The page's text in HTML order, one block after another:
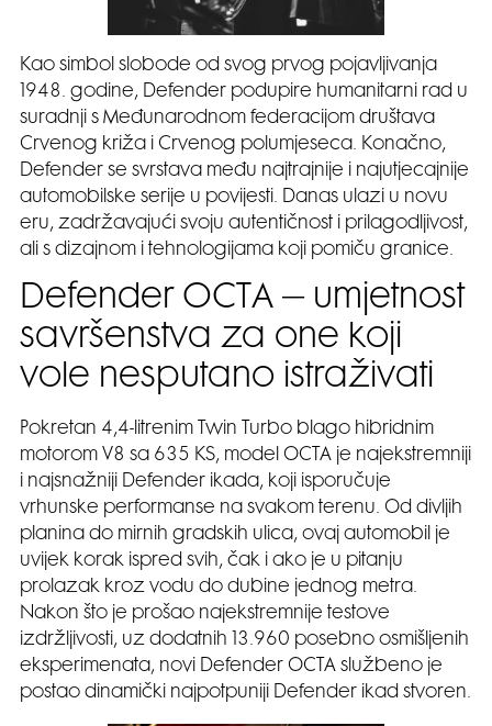
Kao simbol slobode od svog prvog pojavljivanja
1948. godine, Defender podupire humanitarni rad u
suradnji s Međunarodnom federacijom društava
Crvenog križa i Crvenog polumjeseca. Konačno,
Defender se svrstava među najtrajnije i najutjecajnije
automobilske serije u povijesti. Danas ulazi u novu
eru, zadržavajući svoju autentičnost i prilagodljivost,
ali s dizajnom i tehnologijama koji pomiču granice.
Defender OCTA – umjetnost
savršenstva za one koji
vole nesputano istraživati
Pokretan 4,4-litrenim Twin Turbo blago hibridnim
motorom V8 sa 635 KS, model OCTA je najekstremniji
i najsnažniji Defender ikada, koji isporučuje
vrhunske performanse na svakom terenu. Od divljih
planina do mirnih gradskih ulica, ovaj automobil je
uvijek korak ispred svih, čak i ako je u pitanju
prolazak kroz vodu do dubine jednog metra.
Nakon što je prošao najekstremnije testove
izdržljivosti, uz dodatnih 13.960 posebno osmišljenih
eksperimenata, novi Defender OCTA službeno je
postao dinamički najpotpuniji Defender ikad stvoren.